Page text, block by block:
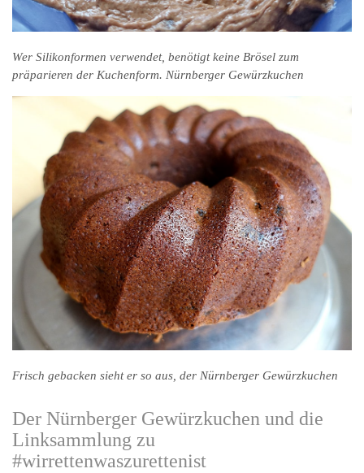
Wer Silikonformen verwendet, benötigt keine Brösel zum
präparieren der Kuchenform. Nürnberger Gewürzkuchen
Frisch gebacken sieht er so aus, der Nürnberger Gewürzkuchen
Der Nürnberger Gewürzkuchen und die
Linksammlung zu
#wirrettenwaszurettenist